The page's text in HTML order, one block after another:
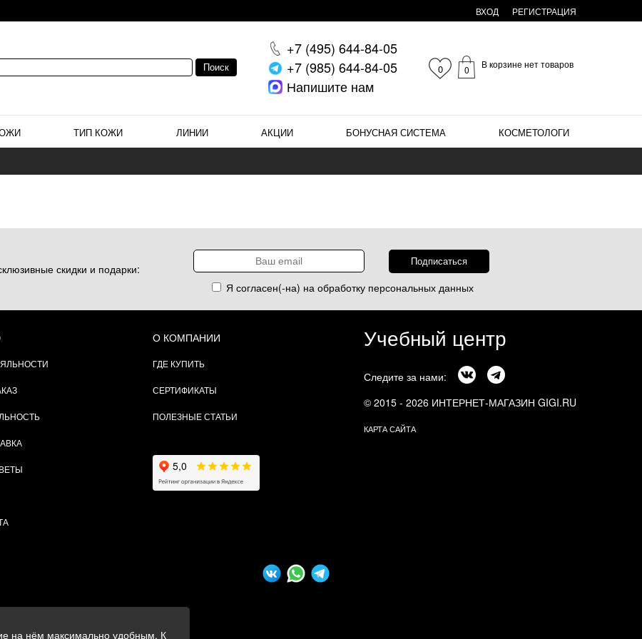
ВХОД РЕГИСТРАЦИЯ
0 0 В корзине нет товаров
+7 (495) 644-84-05
+7 (985) 644-84-05
Напишите нам
ТИП КОЖИ ЛИНИИ АКЦИИ БОНУСНАЯ СИСТЕМА КОСМЕТОЛОГИ
скидки и подарки:
Я согласен(-на) на обработку персональных данных
О КОМПАНИИ
ГДЕ КУПИТЬ
СЕРТИФИКАТЫ
ПОЛЕЗНЫЕ СТАТЬИ
Учебный центр
Следите за нами:
© 2015 - 2026 ИНТЕРНЕТ-МАГАЗИН GIGI.RU
КАРТА САЙТА
на нём максимально удобным. К